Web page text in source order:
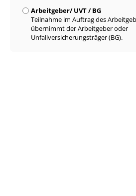
Arbeitgeber/ UVT / BG
Teilnahme im Auftrag des
übernimmt der Arbeitgeber oder
Unfallversicherungsträger (BG).